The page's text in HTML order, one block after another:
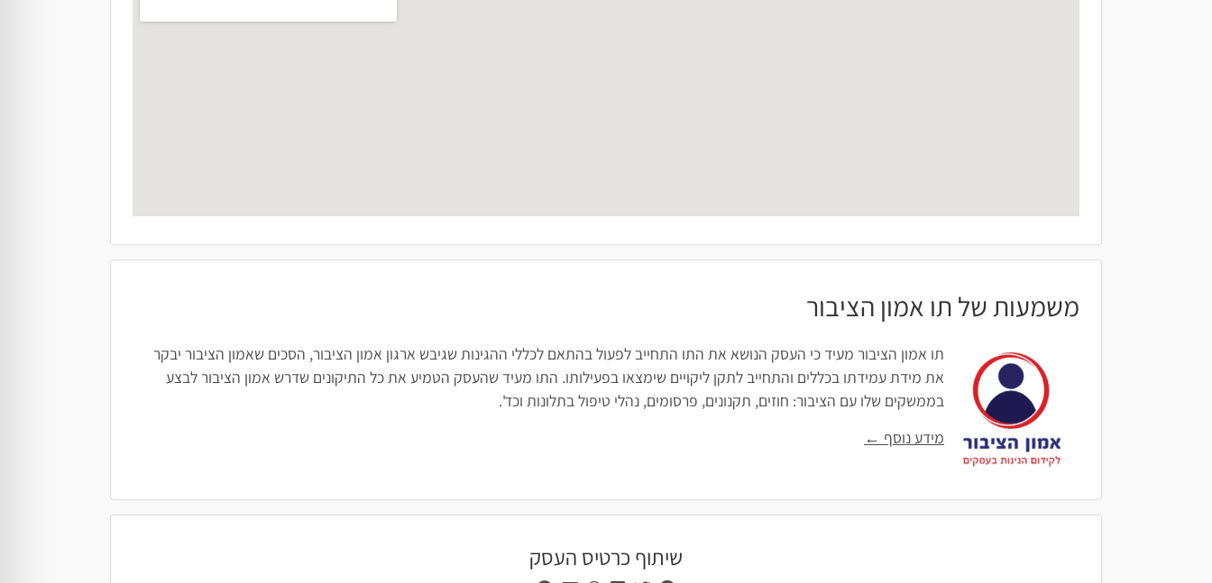
משמעות של תו אמון הציבור
תו אמון הציבור מעיד כי העסק הנושא את התו התחייב לפעול בהתאם לכללי ההגינות שגיבש ארגון אמון הציבור, הסכים שאמון הציבור יבקר
את מידת עמידתו בכללים והתחייב לתקן ליקויים שימצאו בפעילותו. התו מעיד שהעסק הטמיע את כל התיקונים שדרש אמון הציבור לבצע
בממשקים שלו עם הציבור: חוזים, תקנונים, פרסומים, נהלי טיפול בתלונות וכד'.
מידע נוסף ←
שיתוף כרטיס העסק